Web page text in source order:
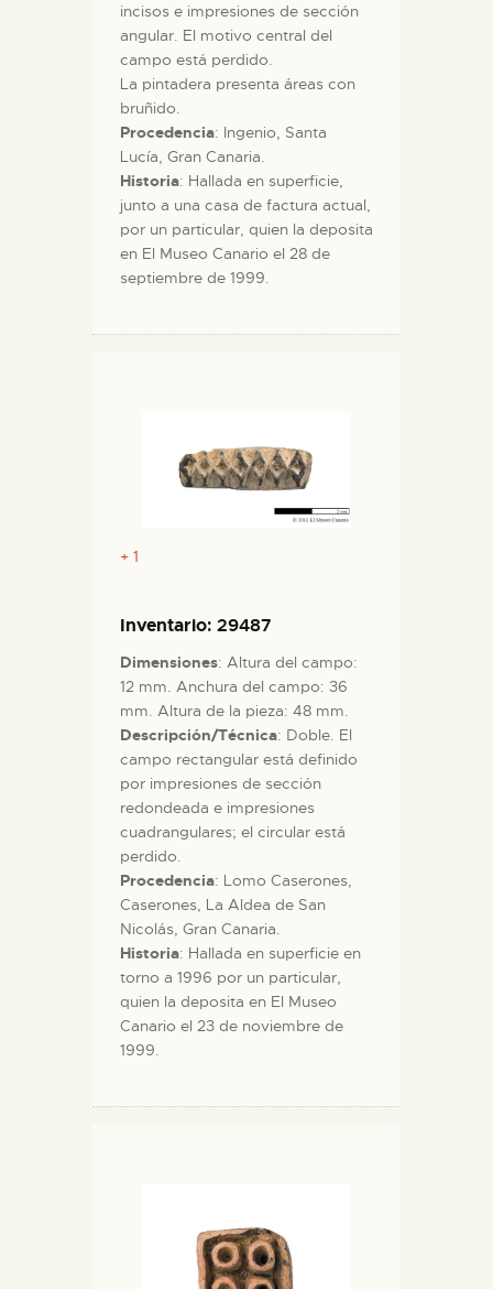
incisos e impresiones de sección
angular. El motivo central del
campo está perdido.
La pintadera presenta áreas con
bruñido.
Procedencia: Ingenio, Santa
Lucía, Gran Canaria.
Historia: Hallada en superficie,
junto a una casa de factura actual,
por un particular, quien la deposita
en El Museo Canario el 28 de
septiembre de 1999.
+ 1
Inventario: 29487
Dimensiones: Altura del campo:
12 mm. Anchura del campo: 36
mm. Altura de la pieza: 48 mm.
Descripción/Técnica: Doble. El
campo rectangular está definido
por impresiones de sección
redondeada e impresiones
cuadrangulares; el circular está
perdido.
Procedencia: Lomo Caserones,
Caserones, La Aldea de San
Nicolás, Gran Canaria.
Historia: Hallada en superficie en
torno a 1996 por un particular,
quien la deposita en El Museo
Canario el 23 de noviembre de
1999.